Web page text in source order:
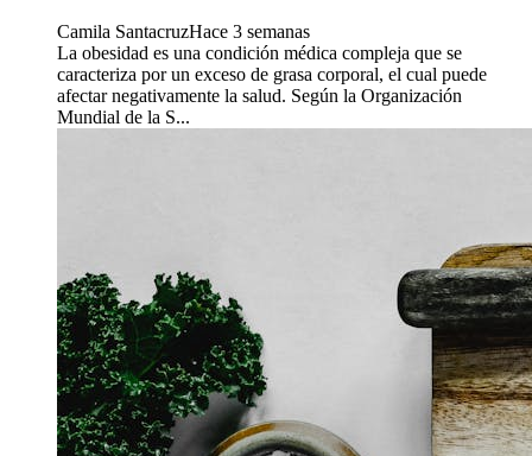
Camila SantacruzHace 3 semanas
La obesidad es una condición médica compleja que se
caracteriza por un exceso de grasa corporal, el cual puede
afectar negativamente la salud. Según la Organización
Mundial de la S...